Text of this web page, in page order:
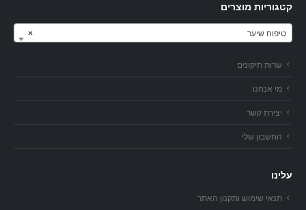
קטגוריות מוצרים
× טיפוח שיער
שרות תיקונים
מי אנחנו
יצירת קשר
החשבון שלי
עלינו
תנאי שימוש ותקנון האתר